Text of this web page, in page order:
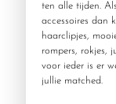
ten alle tijden.
accessoires dan
haarclipjes,
rompers, rokjes,
voor ieder is er
jullie matched.